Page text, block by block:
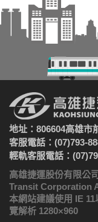
地址：806604高雄市
客服電話：(07)793-
輕軌客服電話：
高雄捷運股份有限公
Transit Corporation
本網站建議使用 IE
覽解析 1280×960